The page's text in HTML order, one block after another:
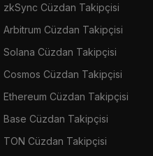
zkSync Cüzdan Takipçisi
Arbitrum Cüzdan Takipçisi
Solana Cüzdan Takipçisi
Cosmos Cüzdan Takipçisi
Ethereum Cüzdan Takipçisi
Base Cüzdan Takipçisi
TON Cüzdan Takipçisi